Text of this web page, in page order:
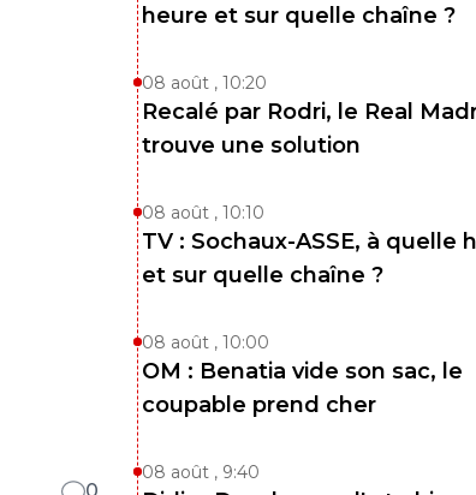
0
heure et sur quelle chaîne ?
08 août , 10:20
Recalé par Rodri, le Real
trouve une solution
08 août , 10:10
TV : Sochaux-ASSE, à quelle
et sur quelle chaîne ?
08 août , 10:00
OM : Benatia vide son sac, le
coupable prend cher
08 août , 9:40